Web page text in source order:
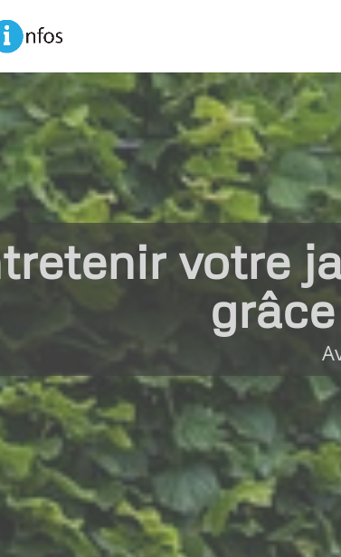
votre